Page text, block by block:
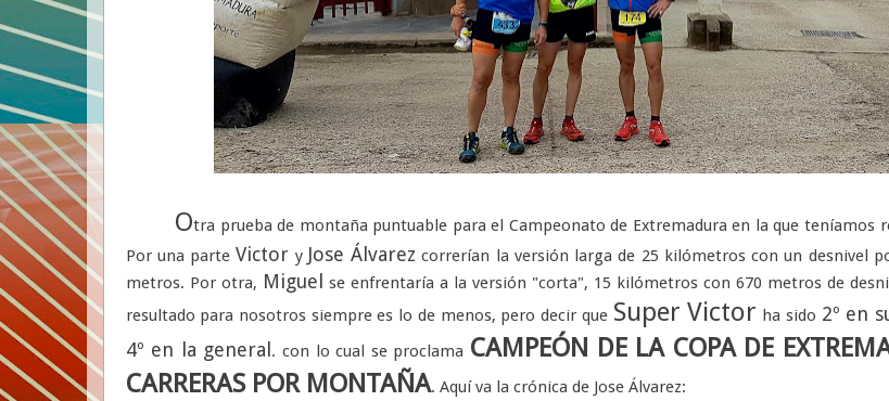
Otra prueba de montaña puntuable para el Campeonato de Extremadura en la que teníamos
Por una parteVictor y Jose Álvarez correrían la versión larga de 25 kilómetros con un desnivel
metros. Por otra, Miguel se enfrentaría a la versión "corta", 15 kilómetros con 670 metros de
resultado para nosotros siempre es lo de menos, pero decir que Super Victor ha sido 2º en
4º en la general. con lo cual se proclama CAMPEÓN DE LA COPA DE
CARRERAS POR MONTAÑA. Aquí va la crónica de Jose Álvarez: